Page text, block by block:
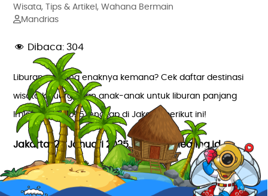
Wisata, Tips & Artikel,Wahana Bermain
Mandrias
Dibaca: 304
Liburan panjang enaknya kemana? Cek daftar destinasi
wisata keluarga dan anak-anak untuk liburan panjang
Imlek tahun 2025 lengkap di Jakarta berikut ini!
Jakarta, 26 Januari 2025 – TemanHealing.id
Hi, Bestie Healing!